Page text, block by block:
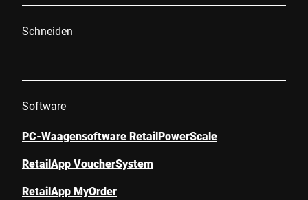
Schneiden
Software
PC-Waagensoftware RetailPowerScale
RetailApp VoucherSystem
RetailApp MyOrder